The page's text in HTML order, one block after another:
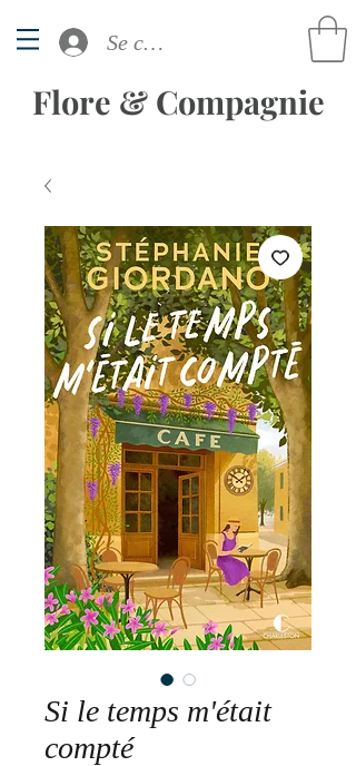
Flore & Compagnie
Se connecter
Si le temps m'était
compté